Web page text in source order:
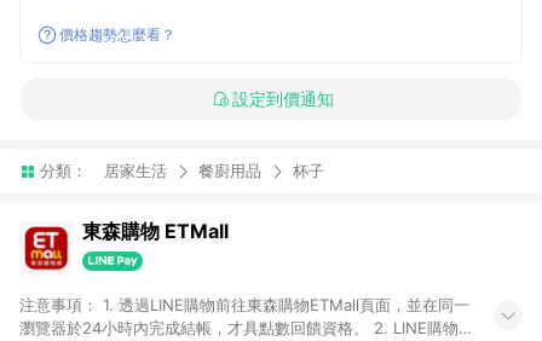
價格趨勢怎麼看？
設定到價通知
分類： 居家生活 餐廚用品 杯子
東森購物 ETMall
注意事項： 1. 透過LINE購物前往東森購物ETMall頁面，並在同一
瀏覽器於24小時內完成結帳，才具點數回饋資格。 2. LINE購物